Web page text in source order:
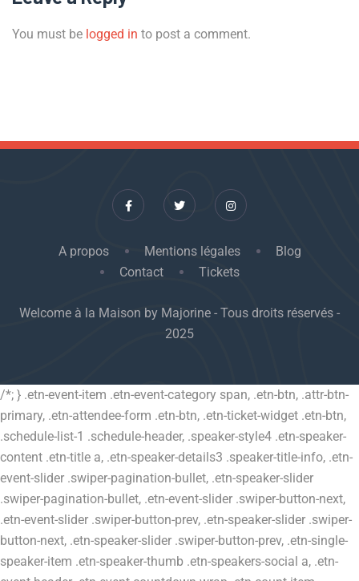
You must be logged in to post a comment.
A propos Mentions légales
Blog
Contact
Tickets
Welcome à la Maison by Majorine - Tous droits réservés -
2025
/*; } .etn-event-item .etn-event-category span, .etn-btn, .attr-btn-
primary, .etn-attendee-form .etn-btn, .etn-ticket-widget .etn-btn,
.schedule-list-1 .schedule-header, .speaker-style4 .etn-speaker-
content .etn-title a, .etn-speaker-details3 .speaker-title-info, .etn-
event-slider .swiper-pagination-bullet, .etn-speaker-slider
.swiper-pagination-bullet, .etn-event-slider .swiper-button-next,
.etn-event-slider .swiper-button-prev, .etn-speaker-slider .swiper-
button-next, .etn-speaker-slider .swiper-button-prev, .etn-single-
speaker-item .etn-speaker-thumb .etn-speakers-social a, .etn-